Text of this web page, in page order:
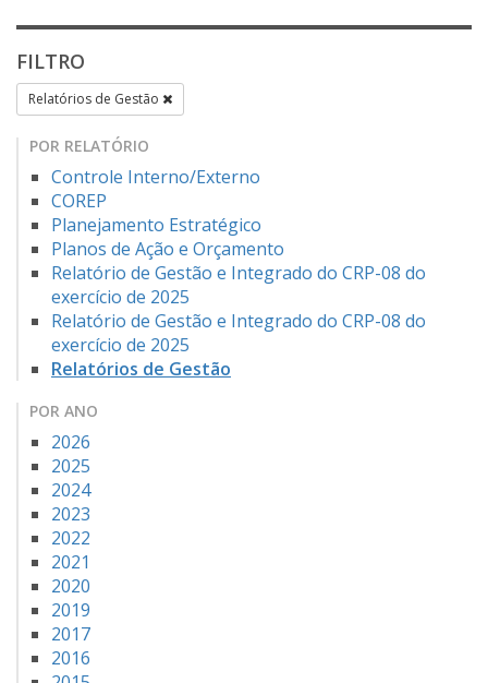
FILTRO
Relatórios de Gestão
POR RELATÓRIO
Controle Interno/Externo
COREP
Planejamento Estratégico
Planos de Ação e Orçamento
Relatório de Gestão e Integrado do CRP-08 do
exercício de 2025
Relatório de Gestão e Integrado do CRP-08 do
exercício de 2025
Relatórios de Gestão
POR ANO
2026
2025
2024
2023
2022
2021
2020
2019
2017
2016